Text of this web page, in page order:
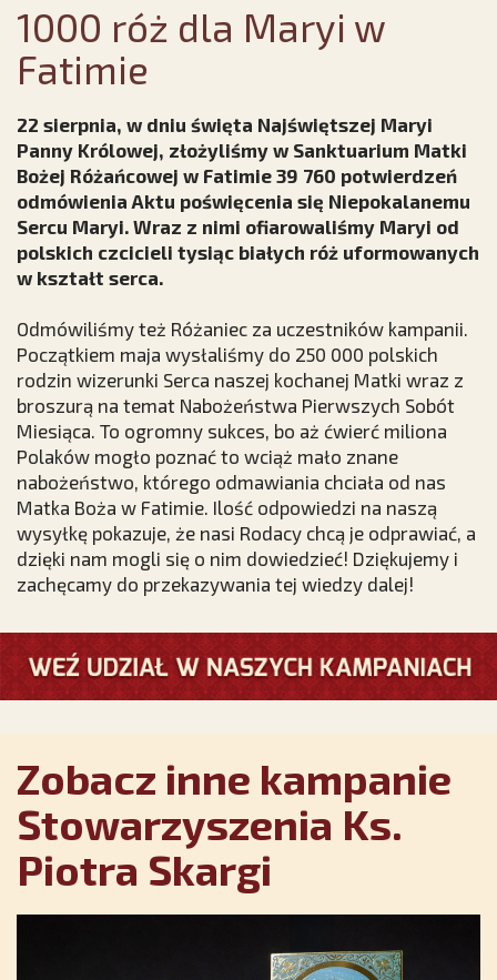
1000 róż dla Maryi w
Fatimie
22 sierpnia, w dniu święta Najświętszej Maryi
Panny Królowej, złożyliśmy w Sanktuarium Matki
Bożej Różańcowej w Fatimie 39 760 potwierdzeń
odmówienia Aktu poświęcenia się Niepokalanemu
Sercu Maryi. Wraz z nimi ofiarowaliśmy Maryi od
polskich czcicieli tysiąc białych róż uformowanych
w kształt serca.
Odmówiliśmy też Różaniec za uczestników kampanii.
Początkiem maja wysłaliśmy do 250 000 polskich
rodzin wizerunki Serca naszej kochanej Matki wraz z
broszurą na temat Nabożeństwa Pierwszych Sobót
Miesiąca. To ogromny sukces, bo aż ćwierć miliona
Polaków mogło poznać to wciąż mało znane
nabożeństwo, którego odmawiania chciała od nas
Matka Boża w Fatimie. Ilość odpowiedzi na naszą
wysyłkę pokazuje, że nasi Rodacy chcą je odprawiać, a
dzięki nam mogli się o nim dowiedzieć! Dziękujemy i
zachęcamy do przekazywania tej wiedzy dalej!
Zobacz inne kampanie
Stowarzyszenia Ks.
Piotra Skargi